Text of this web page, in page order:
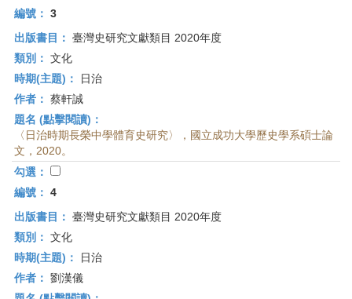
編號： 3
出版書目： 臺灣史研究文獻類目 2020年度
類別： 文化
時期(主題)：
日治
作者： 蔡軒誠
題名 (點擊閱讀)：
〈日治時期長榮中學體育史研究〉，國立成功大學歷史學系碩士論
文，2020。
勾選：
編號： 4
出版書目： 臺灣史研究文獻類目 2020年度
類別： 文化
時期(主題)：
日治
作者： 劉漢儀